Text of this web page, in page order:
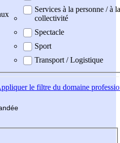
Services à la personne / à la
collectivité
Spectacle
Sport
Transport / Logistique
le filtre du domaine